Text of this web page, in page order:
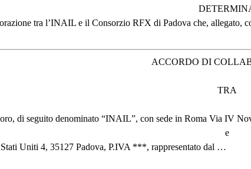
tra l’INAIL e il Consorzio RFX di Padova che, allegato,
ACCORDO DI
TRA
di seguito denominato “INAIL”, con sede in Roma Via IV
e
Uniti 4, 35127 Padova, P.IVA ***, rappresentato dal …